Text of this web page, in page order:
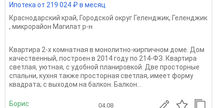
Ипотека от 219 024 ₽ в месяц
Краснодарский край, Городской округ Геленджик, Геленджик
, микрорайон Магилат р-н
Квaртира 2-х комнатная в монолитно-кирпичном доме. Дом
качественный, построен в 2014 году по 214-ФЗ. Квартира
светлая, уютная, с удобной планировкой. Две просторные
спальни, кухня также просторная светлая, имеет форму
квадрата; с выходом на балкон. Балкон...
Борис 04.08